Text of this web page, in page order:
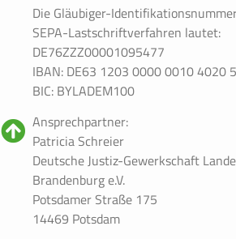
Die Gläubiger-
SEPA-Lastschriftverfahren lautet:
DE76ZZZ00001095477
IBAN: DE63 1203 0000 0010 4020
BIC: BYLADEM100
Ansprechpartner:
Patricia Schreier
Deutsche Justiz-Gewerkschaft
Brandenburg e.V.
Potsdamer Straße 175
14469 Potsdam